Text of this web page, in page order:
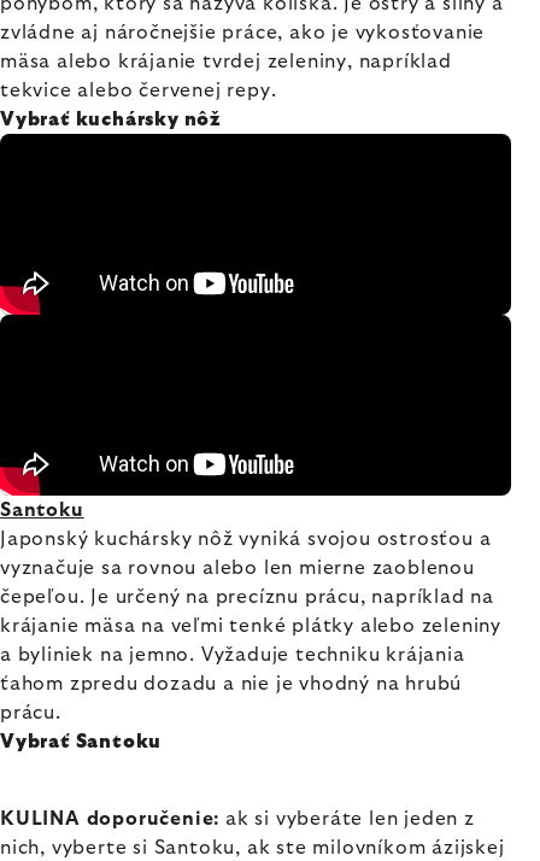
zvládne aj náročnejšie práce, ako je vykosťovanie
mäsa alebo krájanie tvrdej zeleniny, napríklad
tekvice alebo červenej repy.
Vybrať kuchársky nôž
Santoku
Japonský kuchársky nôž vyniká svojou ostrosťou a
vyznačuje sa rovnou alebo len mierne zaoblenou
čepeľou. Je určený na precíznu prácu, napríklad na
krájanie mäsa na veľmi tenké plátky alebo zeleniny
a byliniek na jemno. Vyžaduje techniku krájania
ťahom zpredu dozadu a nie je vhodný na hrubú
prácu.
Vybrať Santoku
KULINA doporučenie: ak si vyberáte len jeden z
nich, vyberte si Santoku, ak ste milovníkom ázijskej